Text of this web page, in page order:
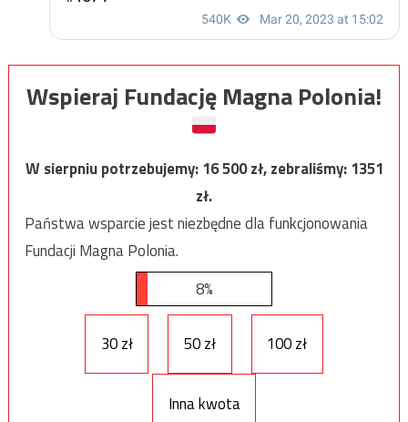
Wspieraj Fundację Magna Polonia!
W sierpniu potrzebujemy:16 500zł, zebraliśmy:1351
zł.
Państwa wsparcie jest niezbędne dla funkcjonowania
Fundacji Magna Polonia.
8%
30 zł 50 zł 100 zł
Inna kwota